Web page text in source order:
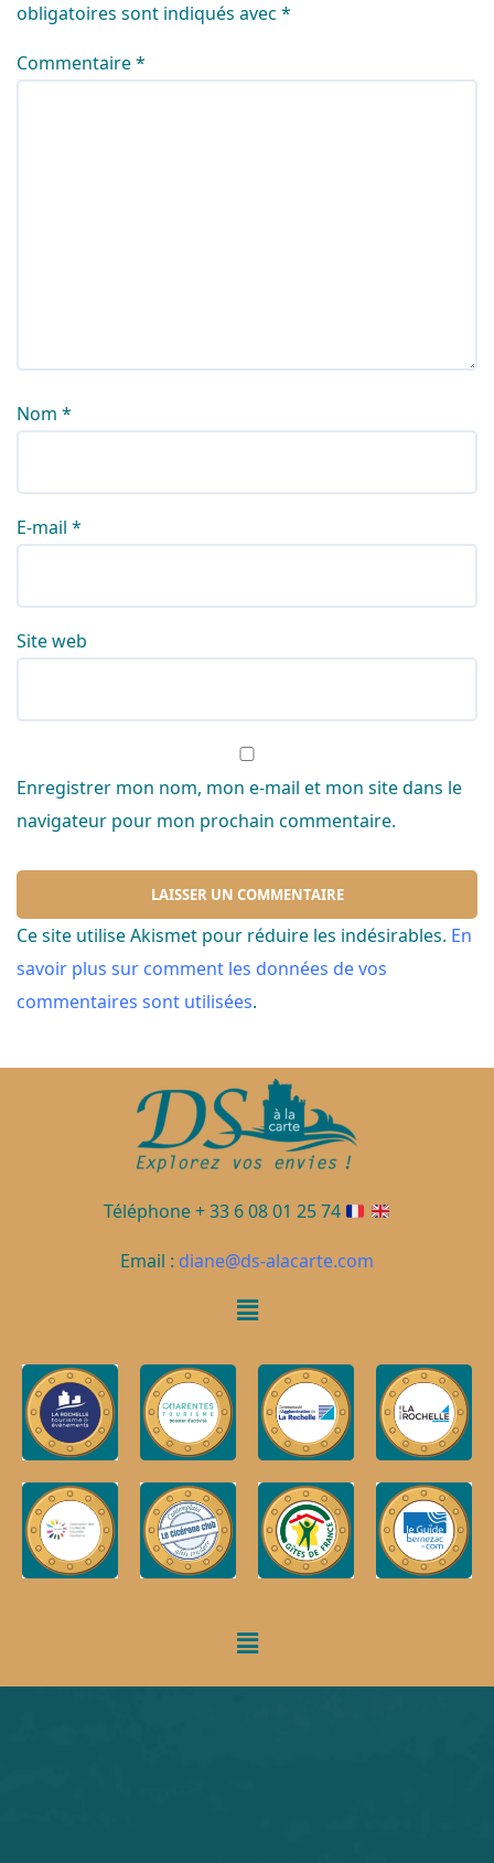
obligatoires sont indiqués avec *
Commentaire*
Nom *
E-mail *
Site web
Enregistrer mon nom, mon e-mail et mon site dans le
navigateur pour mon prochain commentaire.
Ce site utilise Akismet pour réduire les indésirables. En
savoir plus sur comment les données de vos
commentaires sont utilisées.
Téléphone + 33 6 08 01 25 74
Email : diane@ds-alacarte.com